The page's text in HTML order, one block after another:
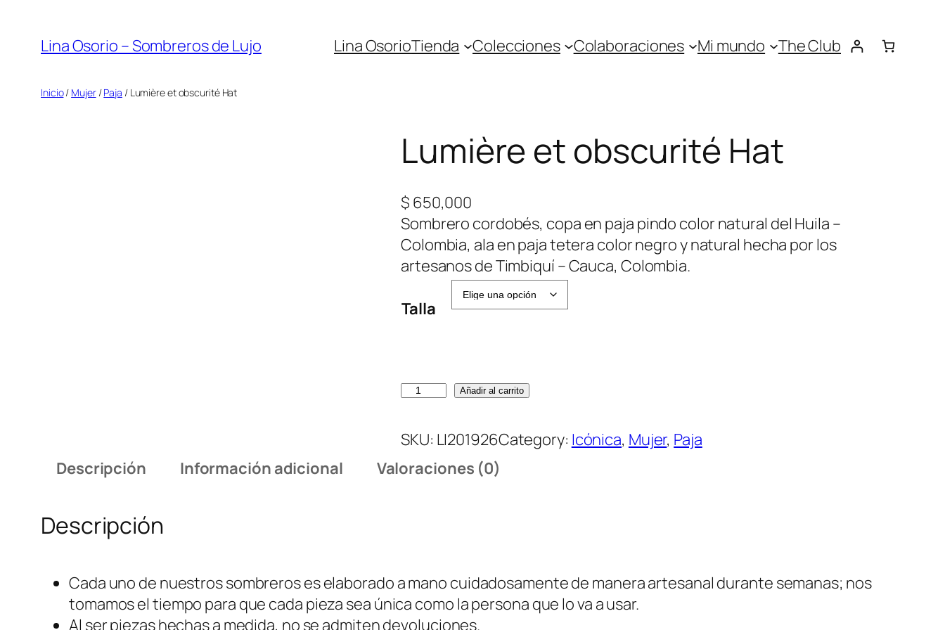
contenido
Lina Osorio – Sombreros de Lujo Lina OsorioTienda Colecciones Colaboraciones Mi mundo The Club
Inicio/ Mujer/Paja / Lumière et obscurité Hat
Lumière et obscurité Hat
$ 650,000
Sombrero cordobés, copa en paja pindo color natural del Huila –
Colombia, ala en paja tetera color negro y natural hecha por los
artesanos de Timbiquí – Cauca, Colombia.
Talla
L
m
è
o
b
s
Añadir al carrito
SKU: LI201926Category: Icónica, Mujer, Paja
Descripción
Información adicional Valoraciones (0)
Descripción
Cada uno de nuestros sombreros es elaborado a mano cuidadosamente de manera artesanal durante semanas; nos
tomamos el tiempo para que cada pieza sea única como la persona que lo va a usar.
Al ser piezas hechas a medida, no se admiten devoluciones.